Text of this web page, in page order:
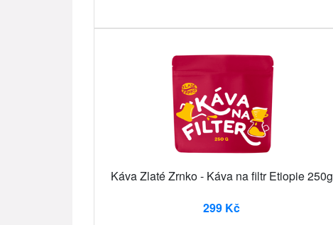
Káva Zlaté Zrnko - Káva na filtr Etiopie 250g
299 Kč